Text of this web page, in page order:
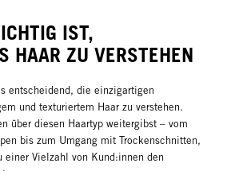
IST,
HAAR ZU VERSTEHEN
entscheidend, die einzigartigen
und texturiertem Haar zu verstehen.
über diesen Haartyp weitergibst – vom
bis zum Umgang mit Trockenschnitten,
einer Vielzahl von Kund:innen den